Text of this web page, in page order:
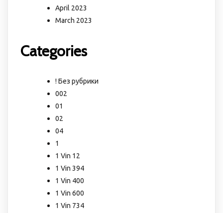
April 2023
March 2023
Categories
! Без рубрики
002
01
02
04
1
1 Vin 12
1 Vin 394
1 Vin 400
1 Vin 600
1 Vin 734